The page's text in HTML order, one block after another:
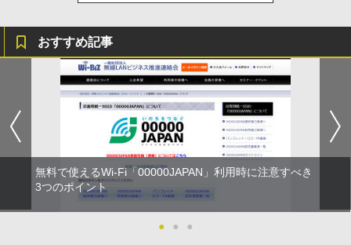
おすすめ記事
無料で使えるWi-Fi「00000JAPAN」利用時に注意すべき
3つのポイント
● ● ●